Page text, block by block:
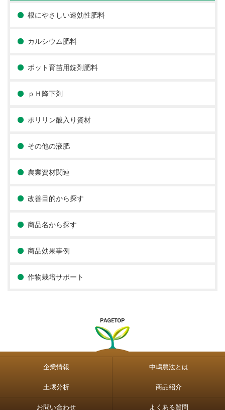
根にやさしい速効性肥料
カルシウム肥料
ポット育苗用錠剤肥料
ｐＨ降下剤
ポリリン酸入り資材
その他の液肥
農業資材関連
改善目的から探す
商品名から探す
商品効果事例
作物栽培サポート
企業情報 中嶋農法とは
土壌分析 商品紹介
お問い合わせ よくある質問